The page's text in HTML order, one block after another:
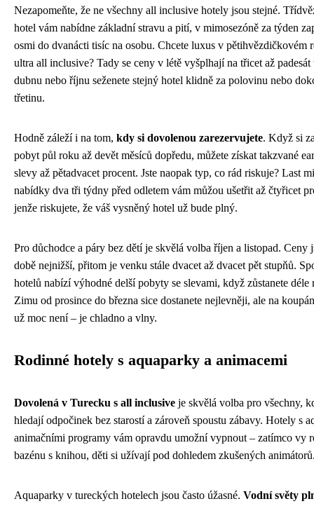
Nezapomeňte, že ne všechny all inclusive hotely jsou stejné.
hotel vám nabídne základní stravu a pití, v mimosezóně za týden
osmi do dvanácti tisíc na osobu. Chcete luxus v pětihvězdičkovém
ultra all inclusive? Tady se ceny v létě vyšplhají na třicet až padesát
dubnu nebo říjnu seženete stejný hotel klidně za polovinu nebo
třetinu.
Hodně záleží i na tom, kdy si dovolenou zarezervujete. Když si
pobyt půl roku až devět měsíců dopředu, můžete získat takzvané
slevy až pětadvacet procent. Jste naopak typ, co rád riskuje? Last
nabídky dva tři týdny před odletem vám můžou ušetřit až čtyřicet
jenže riskujete, že váš vysněný hotel už bude plný.
Pro důchodce a páry bez dětí je skvělá volba říjen a listopad. Ceny
době nejnižší, přitom je venku stále dvacet až dvacet pět stupňů.
hotelů nabízí výhodné delší pobyty se slevami, když zůstanete déle
Zimu od prosince do března sice dostanete nejlevněji, ale na
už moc není – je chladno a vlny.
Rodinné hotely s aquaparky a animacemi
Dovolená v Turecku s all inclusive je skvělá volba pro všechny,
hledají odpočinek bez starostí a zároveň spoustu zábavy. Hotely s
animačními programy vám opravdu umožní vypnout – zatímco vy
bazénu s knihou, děti si užívají pod dohledem zkušených
Aquaparky v tureckých hotelech jsou často úžasné. Vodní světy